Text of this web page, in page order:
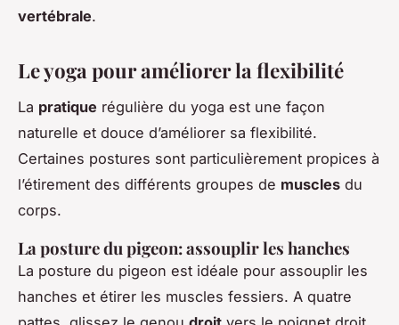
vertébrale.
Le yoga pour améliorer la flexibilité
La pratique régulière du yoga est une façon
naturelle et douce d’améliorer sa flexibilité.
Certaines postures sont particulièrement propices à
l’étirement des différents groupes de muscles du
corps.
La posture du pigeon: assouplir les hanches
La posture du pigeon est idéale pour assouplir les
hanches et étirer les muscles fessiers. A quatre